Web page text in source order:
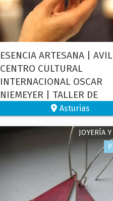
ESENCIA ARTESANA |
CENTRO CULTURAL
INTERNACIONAL OSCAR
NIEMEYER | TALLER DE
Asturias
JOYERÍA